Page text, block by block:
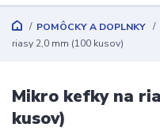
POMÔCKY A DOPLNKY
riasy 2,0 mm (100 kusov)
Mikro kefky na
kusov)